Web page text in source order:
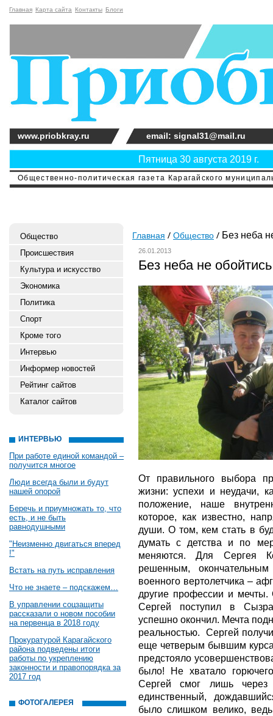
Главная Карта сайта Контакты Блоги
Общественно-политическая газета Карагайского
Пятница 30 августа 2019 г.
www.priobkray.ru email: signal31@mail.ru
Общество
Происшествия
Культура и искусство
Экономика
Политика
Спорт
Кроме того
Интервью
Информер новостей
Рейтинг сайтов
Каталог сайтов
ИНТЕРВЬЮ
При работе единой командой –
получится многое
Люди всегда были и будут
нашей опорой
Беречь и приумножать то, что
есть, и не быть
равнодушными
"Неизменно двигаться вперед
!"
Встать на путь исправления
Что не знаете – подскажем…
В управлении соцзащиты
рассказали о новом пособии
на первенца в 2018 году
Прокуратурой Карагайского
района подведены итоги
работы по укреплению
законности и правопорядка за
2017 год
ФОТОГАЛЕРЕЯ
Главная Общество Без неба
26.01.2013
Без неба не обойтись
От правильного выбора
жизни: успехи и неудачи,
положение, наше
которое, как известно,
души. О том, кем стать в
думать с детства и по
меняются. Для Сергея
решенным,
военного вертолетчика –
другие профессии и мечты.
Сергей поступил в
успешно окончил. Мечта
реальностью. Сергей
еще четверым бывшим
предстояло
было! Не хватало
Сергей смог лишь через
единственный,
было слишком велико,